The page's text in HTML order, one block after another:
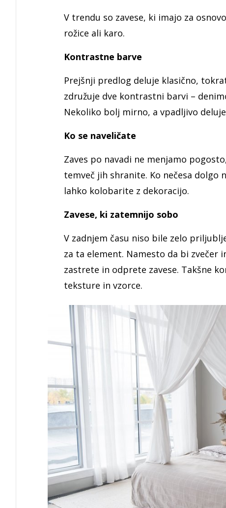
V trendu so zavese, ki imajo za
rožice ali karo.
Kontrastne barve
Prejšnji predlog deluje klasično,
združuje dve kontrastni barvi –
Nekoliko bolj mirno, a vpadljivo
Ko se naveličate
Zaves po navadi ne menjamo
temveč jih shranite. Ko nečesa dolgo
lahko kolobarite z dekoracijo.
Zavese, ki zatemnijo sobo
V zadnjem času niso bile zelo
za ta element. Namesto da bi zvečer
zastrete in odprete zavese. Takšne
teksture in vzorce.